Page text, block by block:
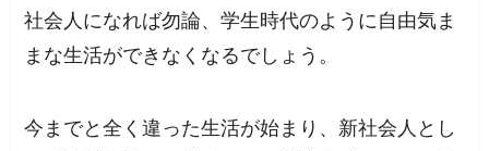
社会人になれば勿論、学生時代のように自由気ま
まな生活ができなくなるでしょう。
今までと全く違った生活が始まり、 新社会人とし